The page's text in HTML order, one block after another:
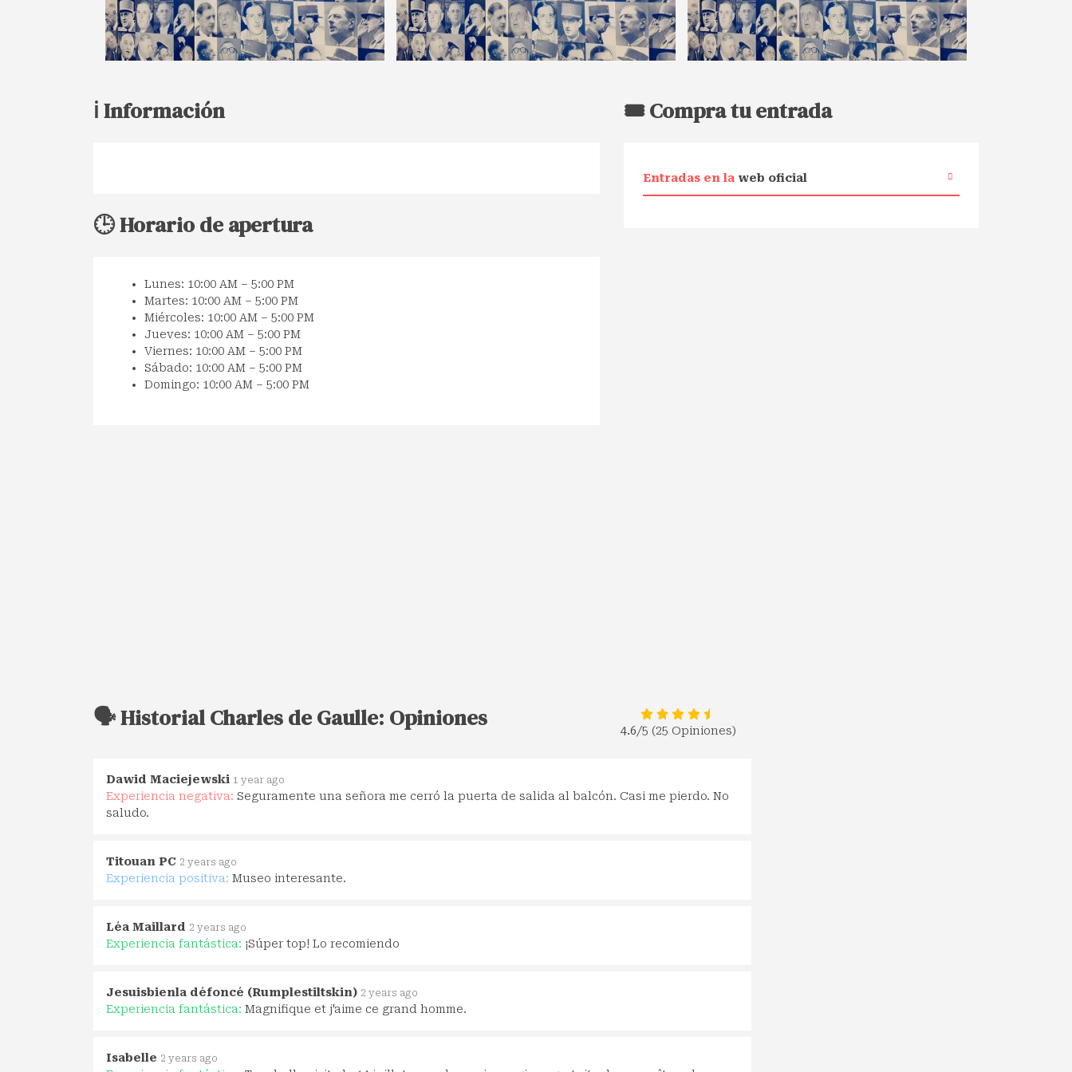
ℹ️ Información
🕒 Horario de apertura
Lunes: 10:00 AM – 5:00 PM
Martes: 10:00 AM – 5:00 PM
Miércoles: 10:00 AM – 5:00 PM
Jueves: 10:00 AM – 5:00 PM
Viernes: 10:00 AM – 5:00 PM
Sábado: 10:00 AM – 5:00 PM
Domingo: 10:00 AM – 5:00 PM
🎟️ Compra tu entrada
Entradas en la web oficial
🗣️ Historial Charles de Gaulle: Opiniones 4.6/5 (25 Opiniones)
Dawid Maciejewski 1 year ago
Experiencia negativa: Seguramente una señora me cerró la puerta de salida al balcón. Casi me pierdo. No
saludo.
Titouan PC 2 years ago
Experiencia positiva: Museo interesante.
Léa Maillard 2 years ago
Experiencia fantástica: ¡Súper top! Lo recomiendo
Jesuisbienla défoncé (Rumplestiltskin) 2 years ago
Experiencia fantástica: Magnifique et j'aime ce grand homme.
Isabelle 2 years ago